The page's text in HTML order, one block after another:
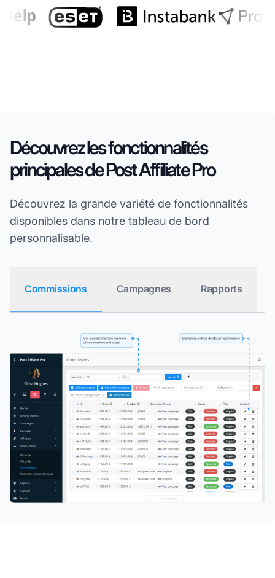
Découvrez les fonctionnalités
principales de Post Affiliate Pro
Découvrez la grande variété de fonctionnalités
disponibles dans notre tableau de bord
personnalisable.
Commissions Campagnes Rapports